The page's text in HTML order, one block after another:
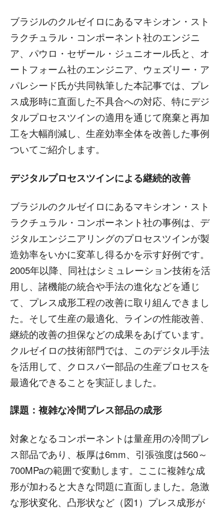
ブラジルのクルゼイロにあるマキシオン・スト
ラクチュラル・コンポーネント社のエンジニ
ア、パウロ・セザール・ジュニオール氏と、オ
ートフォーム社のエンジニア、ウェズリー・ア
パレシード氏が共同執筆した本記事では、プレ
ス成形時に直面した不具合への対応、特にデジ
タルプロセスツインの適用を通じて廃棄と再加
工を大幅削減し、生産効率全体を改善した事例
ついてご紹介します。
デジタルプロセスツインによる継続的改善
ブラジルのクルゼイロにあるマキシオン・スト
ラクチュラル・コンポーネント社の事例は、デ
ジタルエンジニアリングのプロセスツインが製
造効率をいかに変革し得るかを示す好例です。
2005年以降、同社はシミュレーション技術を活
用し、諸機能の統合や手法の進化などを通じ
て、プレス成形工程の改善に取り組んできまし
た。そして生産の最適化、ラインの性能改善、
継続的改善の担保などの成果をあげています。
クルゼイロの技術部門では、このデジタル手法
を活用して、クロスバー部品の生産プロセスを
最適化できることを実証しました。
課題：複雑な冷間プレス部品の成形
対象となるコンポーネントは量産用の冷間プレ
ス部品であり、板厚は6mm、引張強度は560～
700MPaの範囲で変動します。ここに複雑な成
形が加わると大きな問題に直面しました。急激
な形状変化、凸形状など（図1）プレス成形が